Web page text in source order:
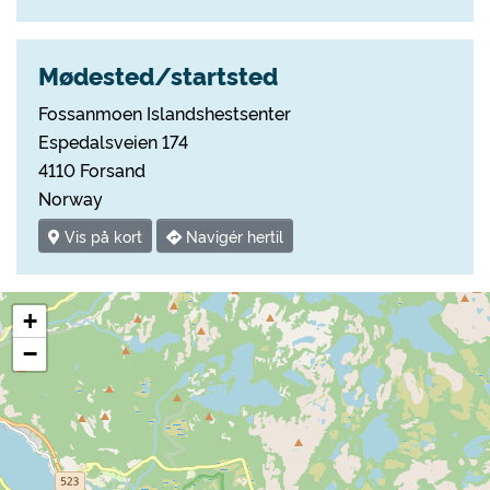
Mødested/startsted
Fossanmoen Islandshestsenter
Espedalsveien 174
4110 Forsand
Norway
Vis på kort Navigér hertil
+
−